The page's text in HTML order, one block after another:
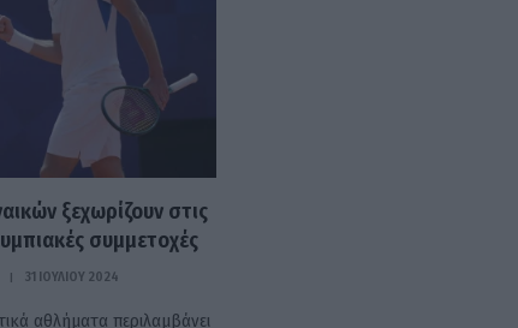
ξεχωρίζουν στις
συμμετοχές
31 ΙΟΥΛΊΟΥ 2024
αθλήματα περιλαμβάνει